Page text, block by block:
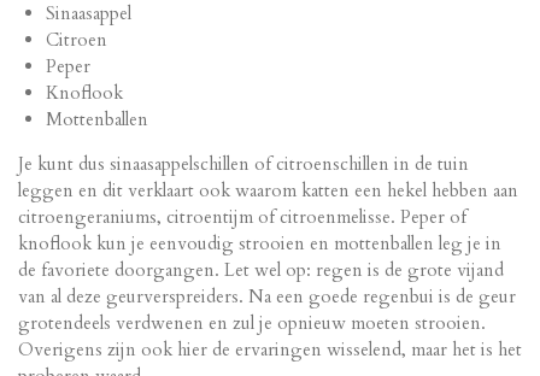
Sinaasappel
Citroen
Peper
Knoflook
Mottenballen
Je kunt dus sinaasappelschillen of citroenschillen in de tuin
leggen en dit verklaart ook waarom katten een hekel hebben aan
citroengeraniums, citroentijm of citroenmelisse. Peper of
knoflook kun je eenvoudig strooien en mottenballen leg je in
de favoriete doorgangen. Let wel op: regen is de grote vijand
van al deze geurverspreiders. Na een goede regenbui is de geur
grotendeels verdwenen en zul je opnieuw moeten strooien.
Overigens zijn ook hier de ervaringen wisselend, maar het is het